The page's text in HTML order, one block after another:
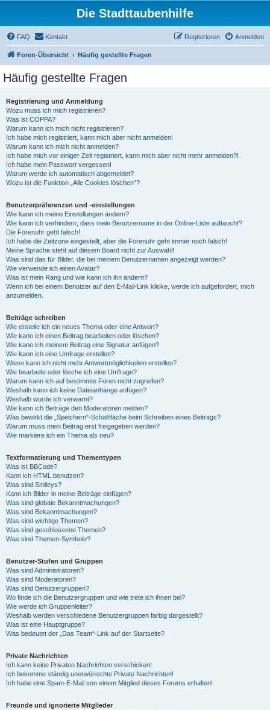
Die Stadttaubenhilfe
FAQ Kontakt Anmelden
Registrieren
Foren-Übersicht Häufig gestellte Fragen
Häufig gestellte Fragen
Registrierung und Anmeldung
Wozu muss ich mich registrieren?
Was ist COPPA?
Warum kann ich mich nicht registrieren?
Ich habe mich registriert, kann mich aber nicht anmelden!
Warum kann ich mich nicht anmelden?
Ich habe mich vor einiger Zeit registriert, kann mich aber nicht mehr anmelden?!
Ich habe mein Passwort vergessen!
Warum werde ich automatisch abgemeldet?
Wozu ist die Funktion „Alle Cookies löschen“?
Benutzerpräferenzen und -einstellungen
Wie kann ich meine Einstellungen ändern?
Wie kann ich verhindern, dass mein Benutzername in der Online-Liste auftaucht?
Die Forenuhr geht falsch!
Ich habe die Zeitzone eingestellt, aber die Forenuhr geht immer noch falsch!
Meine Sprache steht auf diesem Board nicht zur Auswahl!
Was sind das für Bilder, die bei meinem Benutzernamen angezeigt werden?
Wie verwende ich einen Avatar?
Was ist mein Rang und wie kann ich ihn ändern?
Wenn ich bei einem Benutzer auf den E-Mail-Link klicke, werde ich aufgefordert, mich
anzumelden.
Beiträge schreiben
Wie erstelle ich ein neues Thema oder eine Antwort?
Wie kann ich einen Beitrag bearbeiten oder löschen?
Wie kann ich meinem Beitrag eine Signatur anfügen?
Wie kann ich eine Umfrage erstellen?
Wieso kann ich nicht mehr Antwortmöglichkeiten erstellen?
Wie bearbeite oder lösche ich eine Umfrage?
Warum kann ich auf bestimmte Foren nicht zugreifen?
Weshalb kann ich keine Dateianhänge anfügen?
Weshalb wurde ich verwarnt?
Wie kann ich Beiträge den Moderatoren melden?
Was bewirkt die „Speichern“-Schaltfläche beim Schreiben eines Beitrags?
Warum muss mein Beitrag erst freigegeben werden?
Wie markiere ich ein Thema als neu?
Textformatierung und Thementypen
Was ist BBCode?
Kann ich HTML benutzen?
Was sind Smileys?
Kann ich Bilder in meine Beiträge einfügen?
Was sind globale Bekanntmachungen?
Was sind Bekanntmachungen?
Was sind wichtige Themen?
Was sind geschlossene Themen?
Was sind Themen-Symbole?
Benutzer-Stufen und Gruppen
Was sind Administratoren?
Was sind Moderatoren?
Was sind Benutzergruppen?
Wo finde ich die Benutzergruppen und wie trete ich ihnen bei?
Wie werde ich Gruppenleiter?
Weshalb werden verschiedene Benutzergruppen farbig dargestellt?
Was ist eine Hauptgruppe?
Was bedeutet der „Das Team“-Link auf der Startseite?
Private Nachrichten
Ich kann keine Privaten Nachrichten verschicken!
Ich bekomme ständig unerwünschte Private Nachrichten!
Ich habe eine Spam-E-Mail von einem Mitglied dieses Forums erhalten!
Freunde und ignorierte Mitglieder